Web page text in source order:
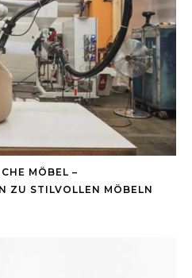
MÖBEL –
ZU STILVOLLEN MÖBELN